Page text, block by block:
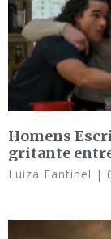
Homens
gritante
Luiza Fantinel